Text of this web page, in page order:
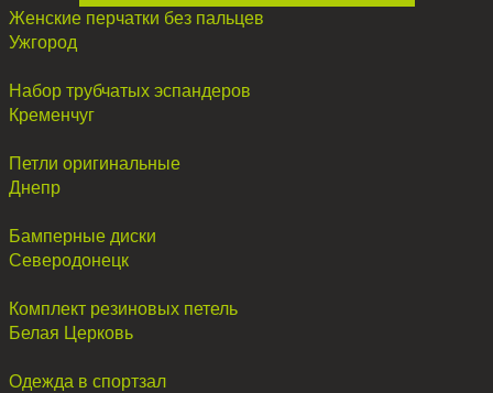
Женские перчатки без пальцев
Ужгород
Набор трубчатых эспандеров
Кременчуг
Петли оригинальные
Днепр
Бамперные диски
Северодонецк
Комплект резиновых петель
Белая Церковь
Одежда в спортзал